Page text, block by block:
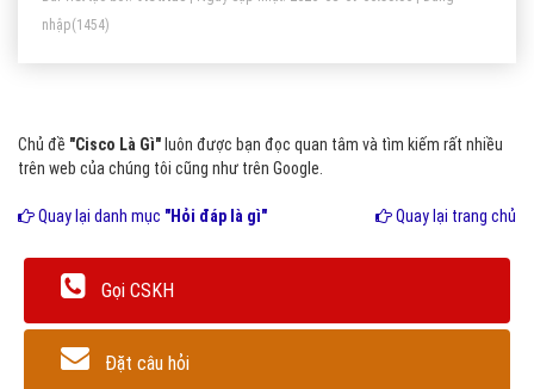
về chỉ số về lợi nhuận trên tổng tài sản và lợi nhuận trên
doanh thu. Chỉ có 2 cong ty khác là Intel và Microsoft cũng
nhập(1454)
Chủ đề "Cisco Là Gì" luôn được bạn đọc quan tâm và tìm kiếm rất nhiều
trên web của chúng tôi cũng như trên Google.
Quay lại danh mục "Hỏi đáp là gì" Quay lại trang chủ
Gọi CSKH
Đặt câu hỏi